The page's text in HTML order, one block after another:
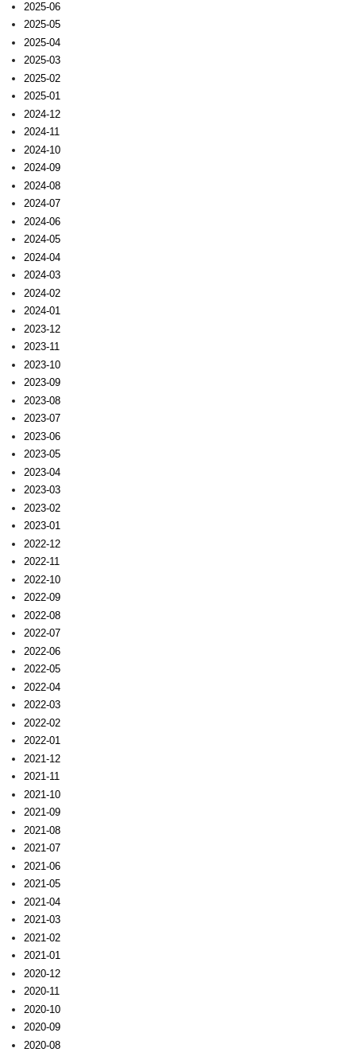
2025-06
2025-05
2025-04
2025-03
2025-02
2025-01
2024-12
2024-11
2024-10
2024-09
2024-08
2024-07
2024-06
2024-05
2024-04
2024-03
2024-02
2024-01
2023-12
2023-11
2023-10
2023-09
2023-08
2023-07
2023-06
2023-05
2023-04
2023-03
2023-02
2023-01
2022-12
2022-11
2022-10
2022-09
2022-08
2022-07
2022-06
2022-05
2022-04
2022-03
2022-02
2022-01
2021-12
2021-11
2021-10
2021-09
2021-08
2021-07
2021-06
2021-05
2021-04
2021-03
2021-02
2021-01
2020-12
2020-11
2020-10
2020-09
2020-08